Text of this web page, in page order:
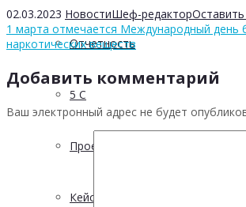
Отчетность
5 С
Проектная деятельность
Кейсы
02.03.2023 НовостиШеф-редактор
1 марта отмечается Международный день
наркотических веществ
Добавить комментарий
Ваш электронный адрес не будет